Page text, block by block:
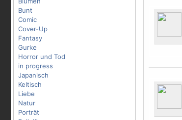
Bunt
Comic
Cover-Up
Fantasy
Gurke
Horror und Tod
in progress
Japanisch
Keltisch
Liebe
Natur
Porträt